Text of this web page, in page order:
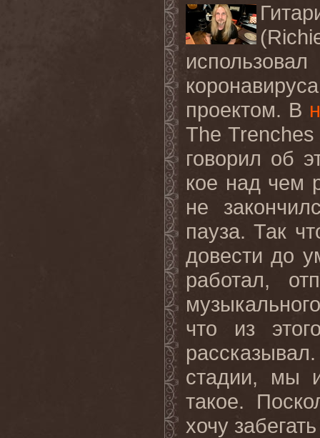
(
проектом. В
The Trenches
говорил об
кое над чем
не
пауза. Так
довести до
работал,
что из
стадии, мы
такое.
хочу